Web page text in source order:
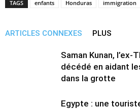
TAGS enfants Honduras immigration
ARTICLES CONNEXES PLUS
Saman Kunan, l’ex-
décédé en aidant
dans la grotte
Egypte : une